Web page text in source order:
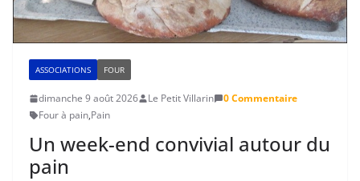
ASSOCIATIONS FOUR
dimanche 9 août 2026 Le Petit Villarin
0 Commentaire
Four à pain,Pain
Un week-end convivial autour du
pain